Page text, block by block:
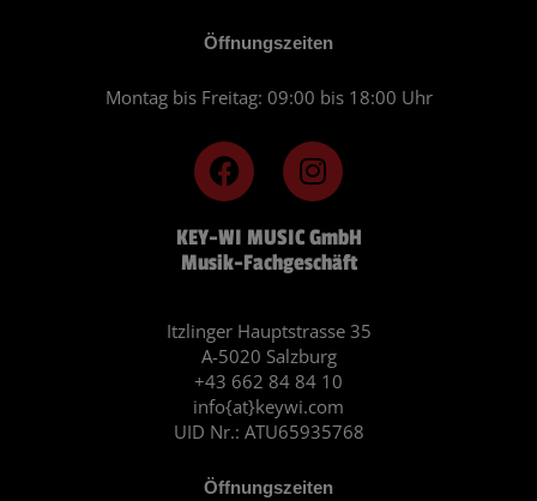
KEY-WI MUSIC GmbH
Musik-Fachgeschäft
Itzlinger Hauptstrasse 35
A-5020 Salzburg
+43 662 84 84 10
info{at}keywi.com
UID Nr.: ATU65935768
Öffnungszeiten
F
a
c
e
b
o
k
I
n
s
t
a
r
a
m
Öffnungszeiten
Montag bis Freitag: 09:00 bis 18:00 Uhr